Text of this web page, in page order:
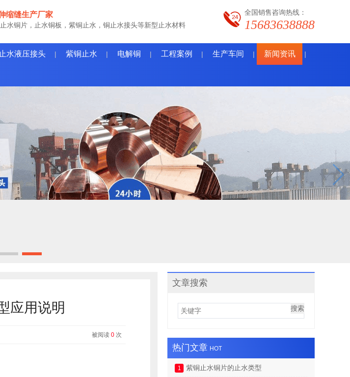
缩缝生产厂家
水铜片，止水铜板，紫铜止水，铜止水接头等新型止水材料
全国销售咨询热线：
15683638888
水液压接头 | 紫铜止水 | 电解铜 | 工程案例 | 生产车间 | 新闻资讯 |
应用说明
被阅读 0 次
文章搜索
搜索
热门文章 HOT
1 紫铜止水铜片的止水类型